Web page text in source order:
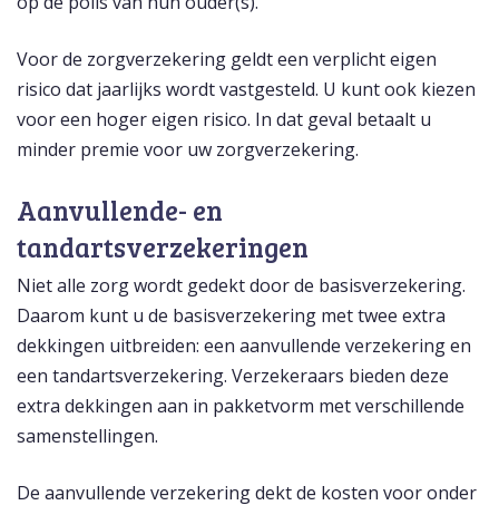
Voor de zorgverzekering geldt een verplicht eigen
risico dat jaarlijks wordt vastgesteld. U kunt ook kiezen
voor een hoger eigen risico. In dat geval betaalt u
minder premie voor uw zorgverzekering.
Aanvullende- en
tandartsverzekeringen
Niet alle zorg wordt gedekt door de basisverzekering.
Daarom kunt u de basisverzekering met twee extra
dekkingen uitbreiden: een aanvullende verzekering en
een tandartsverzekering. Verzekeraars bieden deze
extra dekkingen aan in pakketvorm met verschillende
samenstellingen.
De aanvullende verzekering dekt de kosten voor onder